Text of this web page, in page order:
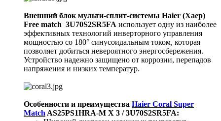
Внешний блок мульти-сплит-системы Haier (Хаер)
Free match 3U70S2SR5FA использует одну из наиболее
эффективных технологий инверторного управления
мощностью со 180° синусоидальным током, которая
позволяет добиться невероятного энергосбережения.
Устройство надежно защищено от коррозии, перепадов
напряжения и низких температур.
Особенности и преимущества Haier Coral Super
Match AS25PS1HRA-M X 3 / 3U70S2SR5FA: